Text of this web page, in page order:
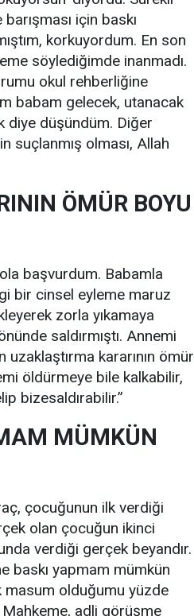
için baskı
korkuyordum. En son
söylediğimde inanmadı.
okul rehberliğine
babam gelecek, utanacak
diye düşündüm. Diğer
suçlanmış olması, Allah
ÖMÜR BOYU
başvurdum. Babamla
bir cinsel eyleme maruz
zorla yıkamaya
saldırmıştı. Annemi
kararının ömür
öldürmeye bile kalkabilir,
bizesaldırabilir.”
MÜMKÜN
çocuğunun ilk verdiği
olan çocuğun ikinci
verdiği gerçek beyandır.
baskı yapmam mümkün
masum olduğumu yüzde
Mahkeme, adli görüşme